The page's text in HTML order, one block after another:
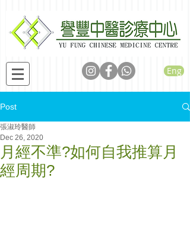
Eng
Post
月經不準?如何自我推算月
經周期?
張淑玲醫師
Dec 26, 2020